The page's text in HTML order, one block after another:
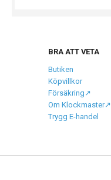
BRA ATT VETA
Butiken
Köpvillkor
Försäkring↗️
Om Klockmaster↗️
Trygg E-handel